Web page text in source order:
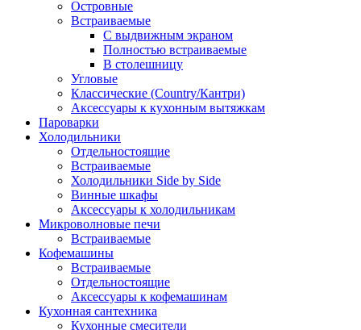
Островные
Встраиваемые
С выдвижным экраном
Полностью встраиваемые
В столешницу
Угловые
Классические (Country/Кантри)
Аксессуары к кухонным вытяжкам
Пароварки
Холодильники
Отдельностоящие
Встраиваемые
Холодильники Side by Side
Винные шкафы
Аксессуары к холодильникам
Микроволновые печи
Встраиваемые
Кофемашины
Встраиваемые
Отдельностоящие
Аксессуары к кофемашинам
Кухонная сантехника
Кухонные смесители